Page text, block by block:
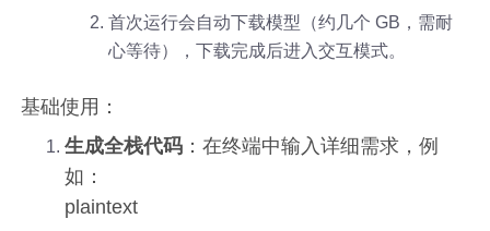
首次运行会自动下载模型（约几个 GB，需耐
心等待），下载完成后进入交互模式。
基础使用：
生成全栈代码 ：在终端中输入详细需求，例
如：
plaintext